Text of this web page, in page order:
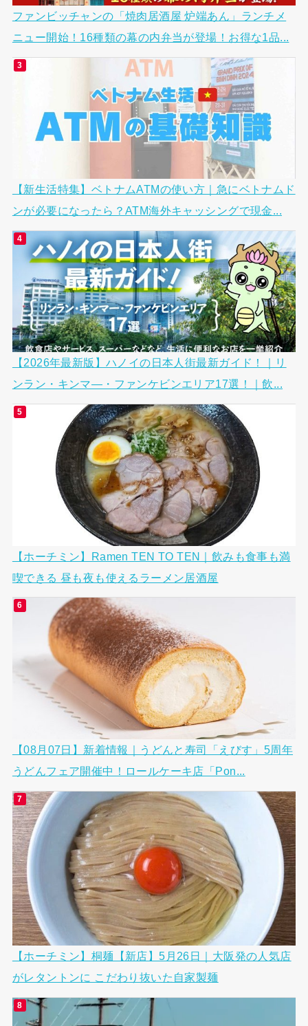
ファンビッチャンの「焼肉居酒屋 炉端あん」ランチメ
ニュー開始！16種類の幕の内弁当が登場！お得な1品...
【新生活特集】ベトナムATMの使い方｜急にベトナムド
ンが必要になったら？ATM海外キャッシングで現金...
【2026年最新版】ハノイの日本人街最新ガイド！｜リ
ンラン・キンマ―・ファンケビンエリア17選！｜飲...
【ホーチミン】Ramen TEN TO TEN｜飲みも食事も満
喫できる 昼も夜も使えるラーメン居酒屋
【08月07日】新着情報｜うどんと寿司「えびす」5周年
うどんフェア開催中！ロールケーキ店「Pon...
【ホーチミン】桐麺【新店】5月26日｜大阪発の人気店
がレタントンに こだわり抜いた自家製麺